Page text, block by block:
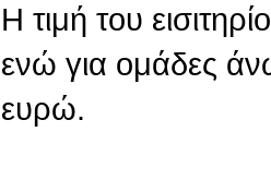
Η τιμή του
ενώ για ομάδες
ευρώ.